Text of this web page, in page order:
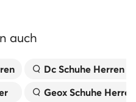
auch
Dc Schuhe Herren
Geox Schuhe Herren